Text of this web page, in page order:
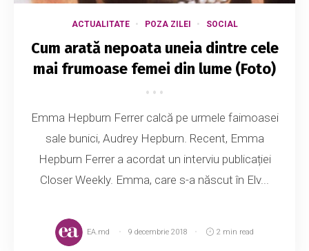
ACTUALITATE POZA ZILEI SOCIAL
Cum arată nepoata uneia dintre cele
mai frumoase femei din lume (Foto)
Emma Hepburn Ferrer calcă pe urmele faimoasei
sale bunici, Audrey Hepburn. Recent, Emma
Hepburn Ferrer a acordat un interviu publicației
Closer Weekly. Emma, care s-a născut în Elv...
EA.md 9 decembrie 2018 2 min read